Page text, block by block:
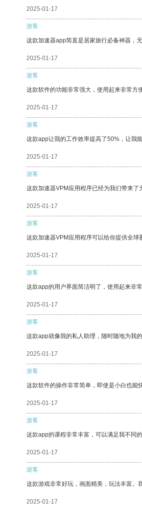
2025-01-17
游客
这款加速器app简直是居家旅行必备神器，
2025-01-17
游客
这款软件的功能非常强大，使用起来非常方便
2025-01-17
游客
这款app让我的工作效率提高了50%，让我
2025-01-17
游客
这款加速器VPM应用程序已经为我们带来了
2025-01-17
游客
这款加速器VPM应用程序可以给你提供全球
2025-01-17
游客
这款app的用户界面简洁明了，使用起来非
2025-01-17
游客
这款app就像我的私人助理，随时随地为我的
2025-01-17
游客
这款软件的操作非常简单，即使是小白也能
2025-01-17
游客
这款app的课程非常丰富，可以满足我不同
2025-01-17
游客
这款游戏非常好玩，画面精美，玩法丰富。
2025-01-17